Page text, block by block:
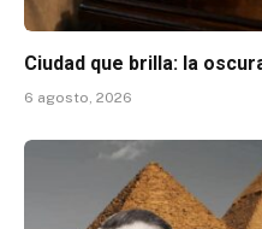
Ciudad que brilla: la
6 agosto, 2026